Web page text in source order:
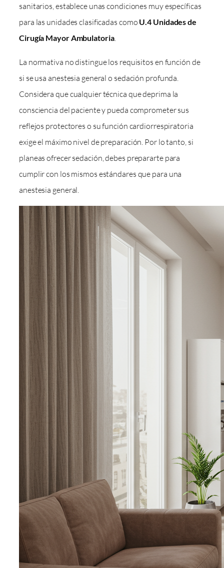
sanitarios, establece unas condiciones muy específicas
para las unidades clasificadas como U.4 Unidades de
Cirugía Mayor Ambulatoria.
La normativa no distingue los requisitos en función de
si se usa anestesia general o sedación profunda.
Considera que cualquier técnica que deprima la
consciencia del paciente y pueda comprometer sus
reflejos protectores o su función cardiorrespiratoria
exige el máximo nivel de preparación. Por lo tanto, si
planeas ofrecer sedación, debes prepararte para
cumplir con los mismos estándares que para una
anestesia general.